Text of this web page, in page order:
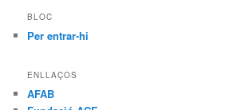
BLOC
Per entrar-hi
ENLLAÇOS
AFAB